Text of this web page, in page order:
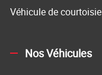
Véhicule de courtoisie
Nos Véhicules